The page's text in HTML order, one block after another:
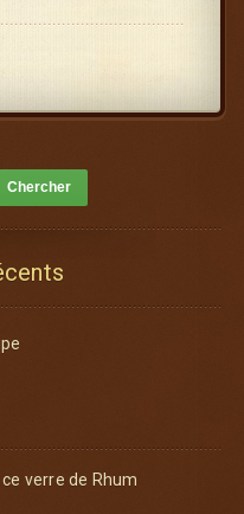
verre de Rhum